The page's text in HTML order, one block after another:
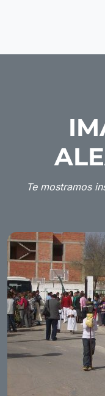
Te mostramos